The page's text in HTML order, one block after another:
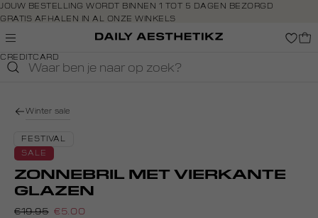
Navigeer
direct naar
de
Open de
direct
footer
JOUW BESTELLING WORDT BINNEN 1 TOT 5 DAGEN BEZORGD
GRATIS AFHALEN IN AL ONZE WINKELS
GRATIS RETOURNEREN BINNEN 14 DAGEN IN DE WINKEL
BETAAL ZOALS JIJ WILT: O.A. IDEAL, RIVERTY, APPLE PAY &
CREDITCARD
Winter sale
FESTIVAL
SALE
ZONNEBRIL MET VIERKANTE
GLAZEN
€19.95 €5.00